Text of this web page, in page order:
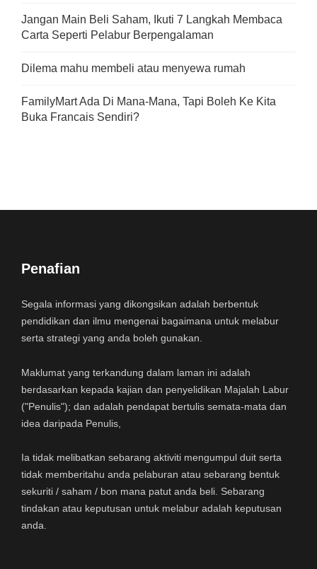
Jangan Main Beli Saham, Ikuti 7 Langkah Membaca
Carta Seperti Pelabur Berpengalaman
Dilema mahu membeli atau menyewa rumah
FamilyMart Ada Di Mana-Mana, Tapi Boleh Ke Kita
Buka Francais Sendiri?
Penafian
Segala informasi yang dikongsikan adalah berbentuk
pendidikan dan ilmu mengenai bagaimana untuk melabur
serta strategi yang anda boleh gunakan.
Maklumat yang terkandung dalam laman ini adalah
berdasarkan kepada kajian dan penyelidikan Majalah Labur
("Penulis"); dan adalah pendapat bertulis semata-mata dan
idea daripada Penulis,
Ia tidak melibatkan sebarang aktiviti mengumpul duit serta
tidak memberitahu anda pelaburan atau sebarang bentuk
sekuriti / saham / bon mana patut anda beli. Sebarang
tindakan atau keputusan untuk melabur adalah keputusan
anda.